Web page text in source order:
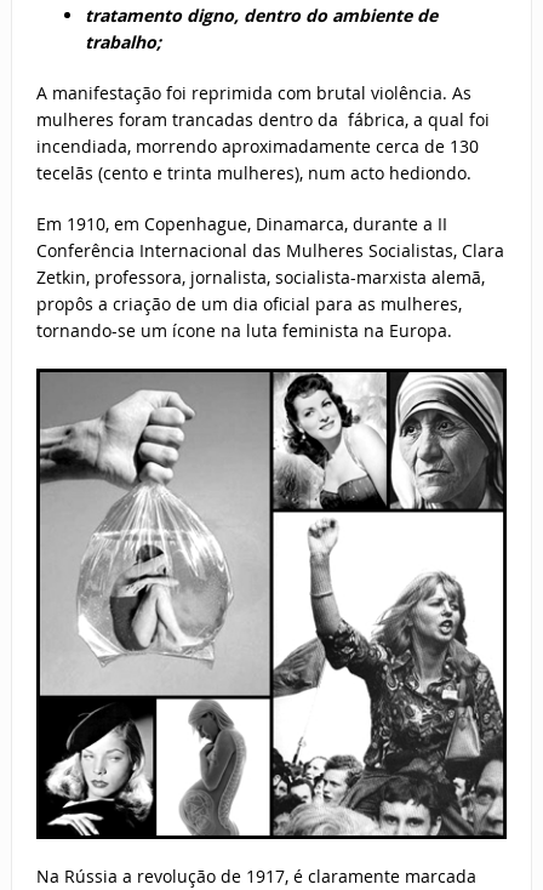
tratamento digno, dentro do ambiente de
trabalho;
A manifestação foi reprimida com brutal violência. As
mulheres foram trancadas dentro da fábrica, a qual foi
incendiada, morrendo aproximadamente cerca de 130
tecelãs (cento e trinta mulheres), num acto hediondo.
Em 1910, em Copenhague, Dinamarca, durante a II
Conferência Internacional das Mulheres Socialistas, Clara
Zetkin, professora, jornalista, socialista-marxista alemã,
propôs a criação de um dia oficial para as mulheres,
tornando-se um ícone na luta feminista na Europa.
Na Rússia a revolução de 1917, é claramente marcada